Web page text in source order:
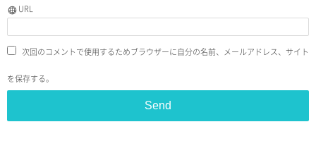
URL
次回のコメントで使用するためブラウザーに自分の名前、メールアドレス、サイト
を保存する。